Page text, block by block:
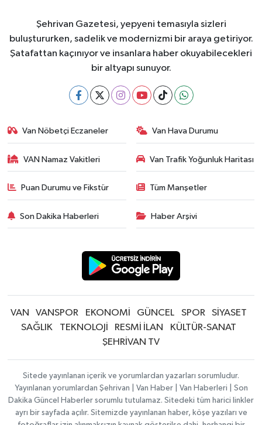
Şehrivan Gazetesi, yepyeni temasıyla sizleri
buluştururken, sadelik ve modernizmi bir araya getiriyor.
Şatafattan kaçınıyor ve insanlara haber okuyabilecekleri
bir altyapı sunuyor.
Van Nöbetçi Eczaneler Van Hava Durumu
VAN Namaz Vakitleri Van Trafik Yoğunluk Haritası
Puan Durumu ve Fikstür Tüm Manşetler
Son Dakika Haberleri Haber Arşivi
VAN VANSPOR EKONOMİ GÜNCEL SPOR
SİYASET
SAĞLIK
TEKNOLOJİ RESMİ İLAN
KÜLTÜR-SANAT
ŞEHRİVAN TV
Sitede yayınlanan içerik ve yorumlardan yazarları sorumludur.
Yayınlanan yorumlardan Şehrivan | Van Haber | Van Haberleri | Son
Dakika Güncel Haberler sorumlu tutulamaz. Sitedeki tüm harici linkler
ayrı bir sayfada açılır. Sitemizde yayınlanan haber, köşe yazıları ve